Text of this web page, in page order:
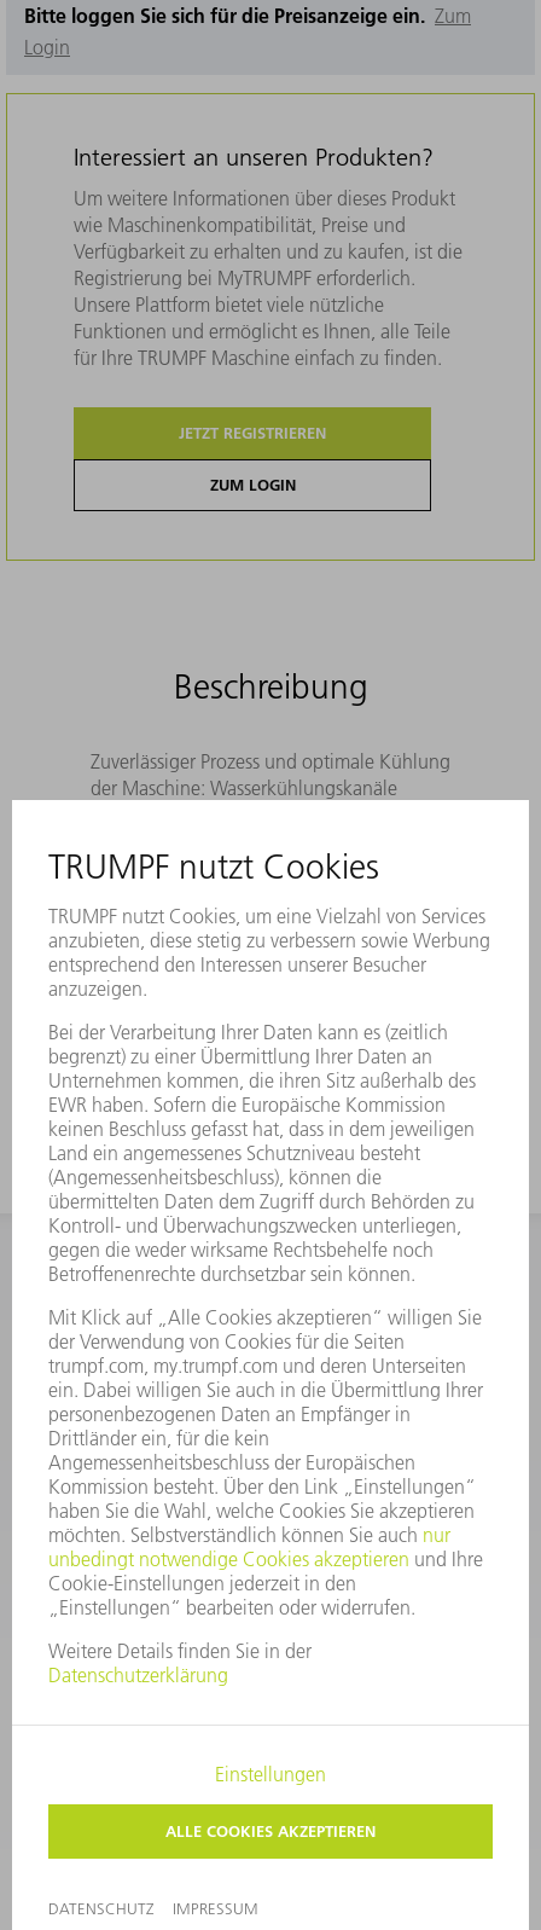
Bitte loggen Sie sich für die Preisanzeige ein. Zum
Login
Interessiert an unseren Produkten?
Um weitere Informationen über dieses Produkt
wie Maschinenkompatibilität, Preise und
Verfügbarkeit zu erhalten und zu kaufen, ist die
Registrierung bei MyTRUMPF erforderlich.
Unsere Plattform bietet viele nützliche
Funktionen und ermöglicht es Ihnen, alle Teile
für Ihre TRUMPF Maschine einfach zu finden.
JETZT REGISTRIEREN
ZUM LOGIN
Beschreibung
Zuverlässiger Prozess und optimale Kühlung
der Maschine: Wasserkühlungskanäle
Komponenten beim Einsatz des qualitativ
hochwertigen Originals
Perfekt auf die TRUMPF Laser,
Lasersysteme und -maschinen abgestimmt
– hält maximalen Druckunterschieden
stand
INFORMATION
Häufig gestellte Fragen
Allgemeine Geschäftsbedingungen
KONTAKT
After Sales
+43722160396550
Mo - Do: 08:00 -17:30 Uhr
Fr: 08:00 -16:30 Uhr
ersatzteile@at.trumpf.com
COPYRIGHT UND MARKENZEICHEN
NUTZUNGSBEDINGUNGEN
AGB
©2026